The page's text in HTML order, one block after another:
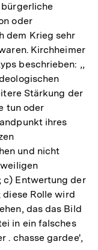
der
Fußnote
oder
dem Krieg sehr
Kirchheimer
beschrieben: ,,
Stärkung der
tun oder
ihres
und nicht
c) Entwertung der
diese Rolle wird
das das Bild
in ein falsches
. chasse gardee',